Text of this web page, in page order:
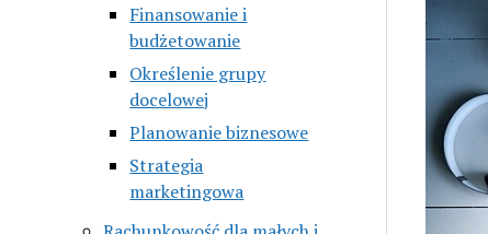
Finansowanie i
budżetowanie
Określenie grupy
docelowej
Planowanie biznesowe
Strategia
marketingowa